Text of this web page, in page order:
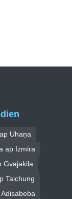
Uhaņa
Izmira
Taichung